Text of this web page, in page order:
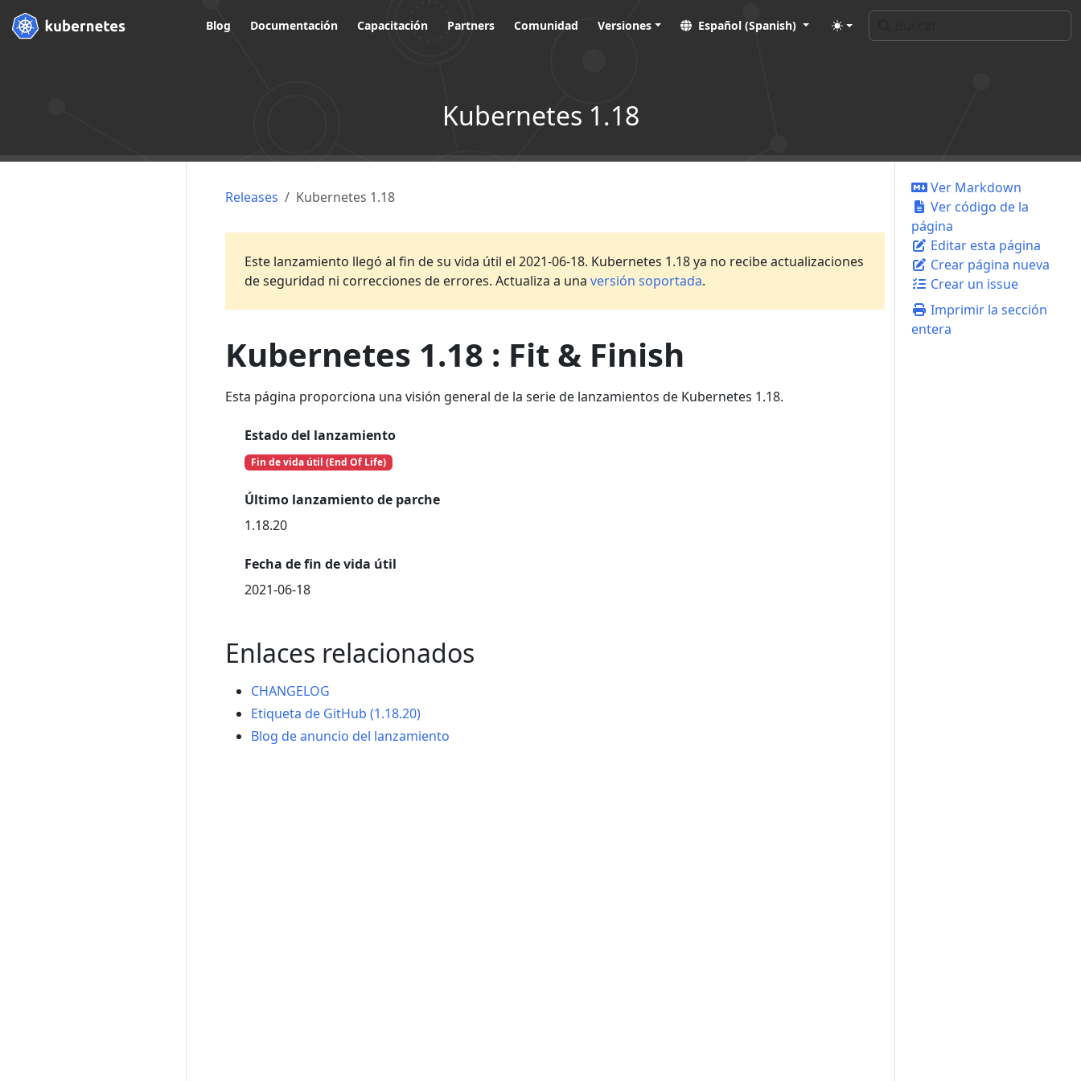
Blog Documentación Capacitación Partners Comunidad Versiones Español (Spanish)
Kubernetes 1.18
Ver Markdown
Ver código de la
página
Editar esta página
Crear página nueva
Crear un issue
Imprimir la sección
entera
Releases Kubernetes 1.18
Este lanzamiento llegó al fin de su vida útil el 2021-06-18. Kubernetes 1.18 ya no recibe actualizaciones
de seguridad ni correcciones de errores. Actualiza a una versión soportada.
Kubernetes 1.18 : Fit & Finish
Esta página proporciona una visión general de la serie de lanzamientos de Kubernetes 1.18.
Estado del lanzamiento
Fin de vida útil (End Of Life)
Último lanzamiento de parche
1.18.20
Fecha de fin de vida útil
2021-06-18
Enlaces relacionados
CHANGELOG
Etiqueta de GitHub (1.18.20)
Blog de anuncio del lanzamiento